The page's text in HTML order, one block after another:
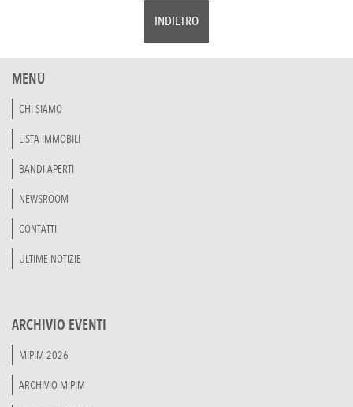
INDIETRO
MENU
CHI SIAMO
LISTA IMMOBILI
BANDI APERTI
NEWSROOM
CONTATTI
ULTIME NOTIZIE
ARCHIVIO EVENTI
MIPIM 2026
ARCHIVIO MIPIM